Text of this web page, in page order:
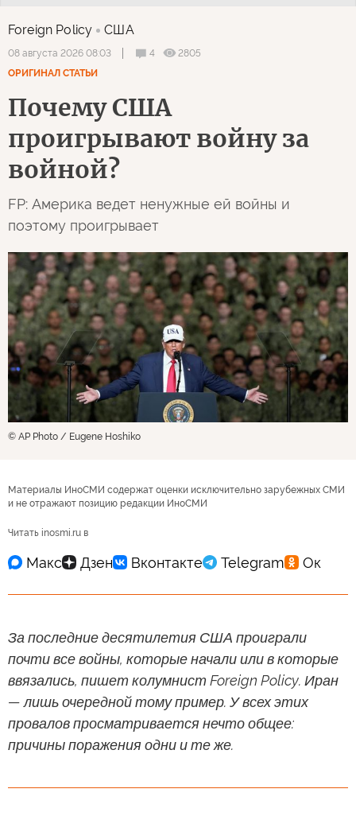
Foreign Policy США
08 августа 2026 08:03 4
2805
ОРИГИНАЛ СТАТЬИ
Почему США
проигрывают войну за
войной?
FP: Америка ведет ненужные ей войны и
поэтому проигрывает
© AP Photo / Eugene Hoshiko
Материалы ИноСМИ содержат оценки исключительно зарубежных СМИ
и не отражают позицию редакции ИноСМИ
Читать inosmi.ru в
За последние десятилетия США проиграли
почти все войны, которые начали или в которые
ввязались, пишет колумнист Foreign Policy. Иран
— лишь очередной тому пример. У всех этих
провалов просматривается нечто общее:
причины поражения одни и те же.